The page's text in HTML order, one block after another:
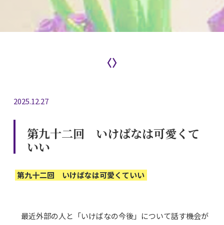
〈〉
2025.12.27
第九十二回 いけばなは可愛くて
いい
第九十二回 いけばなは可愛くていい
最近外部の人と「いけばなの今後」について話す機会が